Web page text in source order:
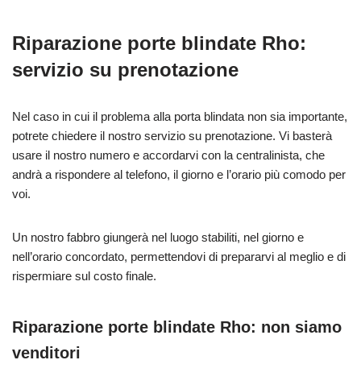
Riparazione porte blindate Rho:
servizio su prenotazione
Nel caso in cui il problema alla porta blindata non sia importante,
potrete chiedere il nostro servizio su prenotazione. Vi basterà
usare il nostro numero e accordarvi con la centralinista, che
andrà a rispondere al telefono, il giorno e l’orario più comodo per
voi.
Un nostro fabbro giungerà nel luogo stabiliti, nel giorno e
nell’orario concordato, permettendovi di prepararvi al meglio e di
rispermiare sul costo finale.
Riparazione porte blindate Rho: non siamo
venditori